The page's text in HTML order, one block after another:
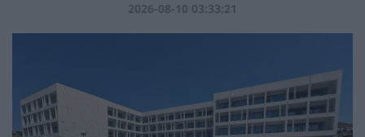
2026-08-10 03:33:21